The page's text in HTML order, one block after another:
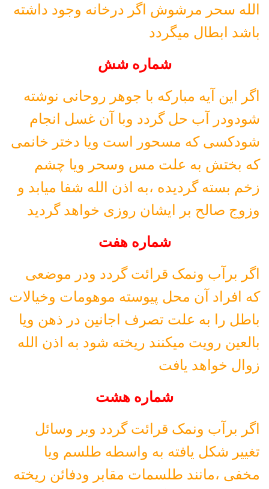
الله سحر مرشوش اگر درخانه وجود داشته
باشد ابطال میگردد
شماره شش
اگر این آیه مبارکه با جوهر روحانی نوشته
شودودر آب حل گردد وبا آن غسل انجام
شودکسی که مسحور است ویا دختر خانمی
که بختش به علت مس وسحر ویا چشم
زخم بسته گردیده ،به اذن الله شفا میابد و
وزوج صالح بر ایشان روزی خواهد گردید
شماره هفت
اگر برآب ونمک قرائت گردد ودر موضعی
که افراد آن محل پیوسته موهومات وخیالات
باطل را به علت تصرف اجانین در ذهن ویا
بالعین رویت میکنند ریخته شود به اذن الله
زوال خواهد یافت
شماره هشت
اگر برآب ونمک قرائت گردد وبر وسائل
تغییر شکل یافته به واسطه طلسم ویا
مخفی ،مانند طلسمات مقابر ودفائن ریخته